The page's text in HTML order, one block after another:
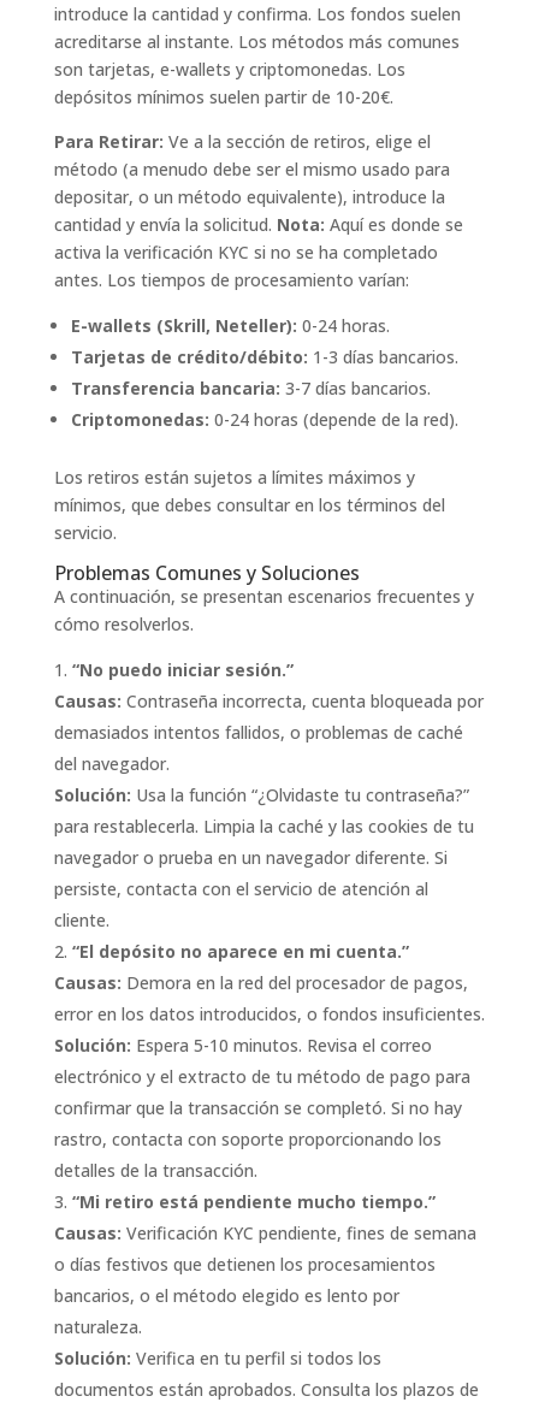
introduce la cantidad y confirma. Los fondos suelen
acreditarse al instante. Los métodos más comunes
son tarjetas, e-wallets y criptomonedas. Los
depósitos mínimos suelen partir de 10-20€.
Para Retirar: Ve a la sección de retiros, elige el
método (a menudo debe ser el mismo usado para
depositar, o un método equivalente), introduce la
cantidad y envía la solicitud. Nota: Aquí es donde se
activa la verificación KYC si no se ha completado
antes. Los tiempos de procesamiento varían:
E-wallets (Skrill, Neteller): 0-24 horas.
Tarjetas de crédito/débito: 1-3 días bancarios.
Transferencia bancaria: 3-7 días bancarios.
Criptomonedas: 0-24 horas (depende de la red).
Los retiros están sujetos a límites máximos y
mínimos, que debes consultar en los términos del
servicio.
Problemas Comunes y Soluciones
A continuación, se presentan escenarios frecuentes y
cómo resolverlos.
“No puedo iniciar sesión.”
Causas: Contraseña incorrecta, cuenta bloqueada por
demasiados intentos fallidos, o problemas de caché
del navegador.
Solución: Usa la función “¿Olvidaste tu contraseña?”
para restablecerla. Limpia la caché y las cookies de tu
navegador o prueba en un navegador diferente. Si
persiste, contacta con el servicio de atención al
cliente.
“El depósito no aparece en mi cuenta.”
Causas: Demora en la red del procesador de pagos,
error en los datos introducidos, o fondos insuficientes.
Solución: Espera 5-10 minutos. Revisa el correo
electrónico y el extracto de tu método de pago para
confirmar que la transacción se completó. Si no hay
rastro, contacta con soporte proporcionando los
detalles de la transacción.
“Mi retiro está pendiente mucho tiempo.”
Causas: Verificación KYC pendiente, fines de semana
o días festivos que detienen los procesamientos
bancarios, o el método elegido es lento por
naturaleza.
Solución: Verifica en tu perfil si todos los
documentos están aprobados. Consulta los plazos de